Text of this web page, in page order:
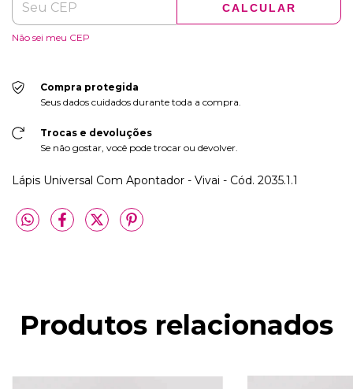
CALCULAR
Não sei meu CEP
Compra protegida
Seus dados cuidados durante toda a compra.
Trocas e devoluções
Se não gostar, você pode trocar ou devolver.
Lápis Universal Com Apontador - Vivai - Cód. 2035.1.1
Produtos relacionados